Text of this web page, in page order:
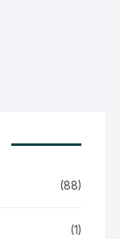
(88)
(1)